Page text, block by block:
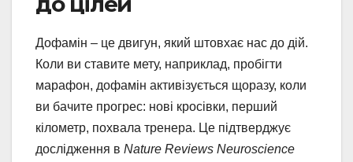
Дофамін – це двигун, який штовхає нас до дій.
Коли ви ставите мету, наприклад, пробігти
марафон, дофамін активізується щоразу, коли
ви бачите прогрес: нові кросівки, перший
кілометр, похвала тренера. Це підтверджує
дослідження в Nature Reviews Neuroscience